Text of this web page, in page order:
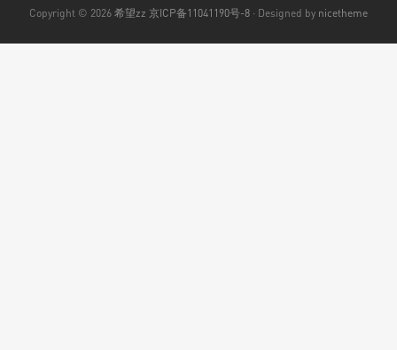
Copyright © 2026 希望zz 京ICP备11041190号-8 · Designed by nicetheme